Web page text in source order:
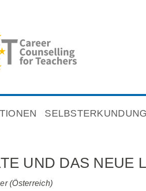
SELBSTERKUNDUNG
UND DAS NEUE
(Österreich)